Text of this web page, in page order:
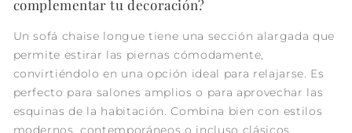
complementar tu decoración?
Un sofá chaise longue tiene una sección alargada que
permite estirar las piernas cómodamente,
convirtiéndolo en una opción ideal para relajarse. Es
perfecto para salones amplios o para aprovechar las
esquinas de la habitación. Combina bien con estilos
modernos, contemporáneos o incluso clásicos,